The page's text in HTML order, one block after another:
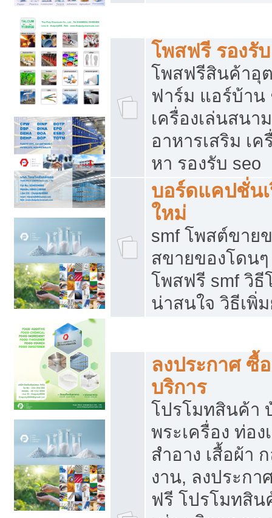
โพสฟรี รองรั
โพสฟรีสินค้าอุ
ฟาร์ม แอร์บ้าน
เครื่องเล่นสนา
อาหารเสริม เ
หา รองรับ seo
บอร์ดแคปชั่น
ใหม่
smf โพสต์ขาย
สขายของโดน
โพสฟรี smf วิธี
น่าสนใจ วิธีเพิ่
ลงประกาศ ซื้
บริการ
โปรโมทสินค้า
พระเครื่อง ท่อง
สำอาง เสื้อผ้า
งาน, ลงประก
ฟรี โปรโมทสิ